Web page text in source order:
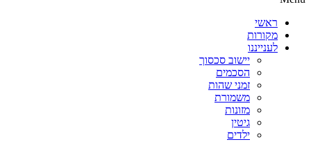
ראשי
מקורות
לענייננו
יישוב סכסוך
הסכמים
זמני שהות
משמורת
מזונות
גיטין
ילדים